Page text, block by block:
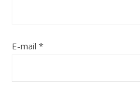
E-mail *